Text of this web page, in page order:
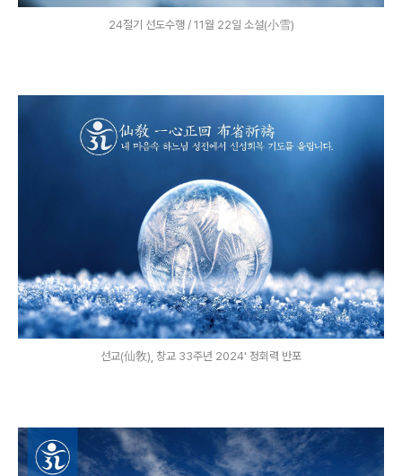
24절기 선도수행 / 11월 22일 소설(小雪)
선교(仙敎), 창교 33주년 2024' 정회력 반포